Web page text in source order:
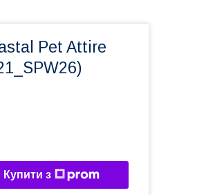
Pet Attire
Купити з